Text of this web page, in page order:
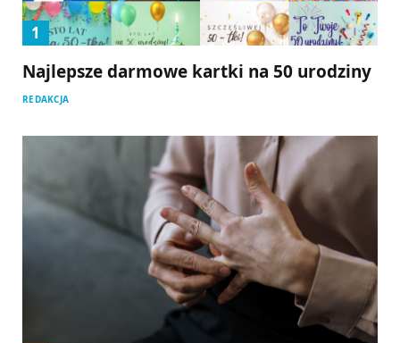
Najlepsze darmowe kartki na 50 urodziny
REDAKCJA